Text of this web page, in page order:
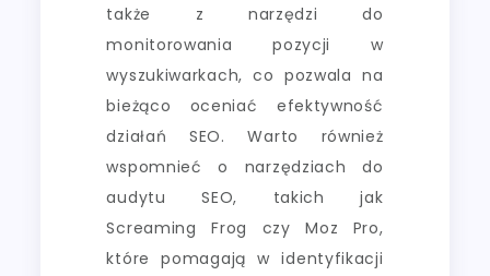
także z narzędzi do
monitorowania pozycji w
wyszukiwarkach, co pozwala na
bieżąco oceniać efektywność
działań SEO. Warto również
wspomnieć o narzędziach do
audytu SEO, takich jak
Screaming Frog czy Moz Pro,
które pomagają w identyfikacji